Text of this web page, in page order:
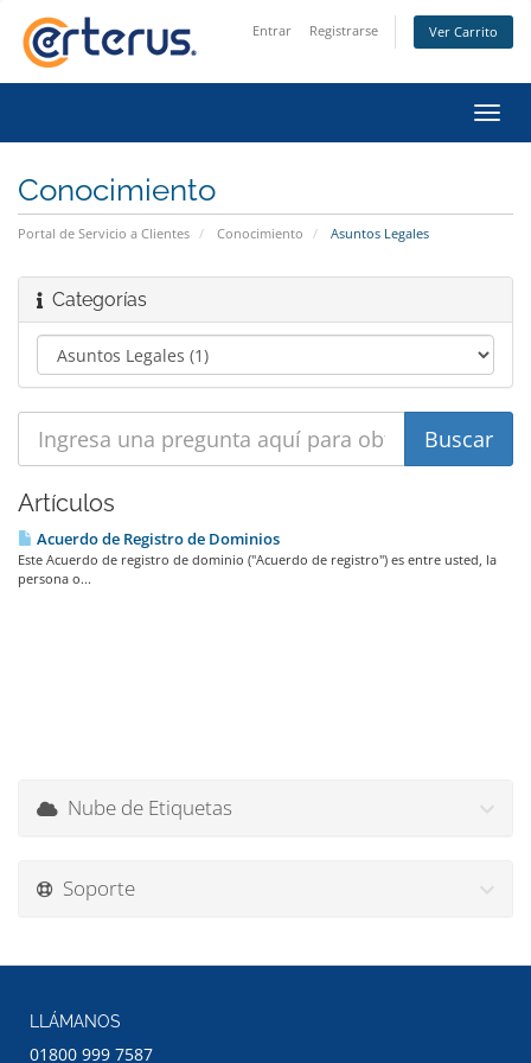
Entrar Registrarse Ver Carrito
Conocimiento
Portal de Servicio a Clientes Conocimiento Asuntos Legales
Categorías
Artículos
Acuerdo de Registro de Dominios
Este Acuerdo de registro de dominio ("Acuerdo de registro") es entre usted, la
persona o...
Nube de Etiquetas
Soporte
LLÁMANOS
01800 999 7587